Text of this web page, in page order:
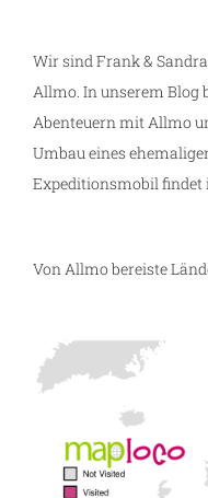
Wir sind Frank &
Allmo. In unserem Blog
Abenteuern mit Allmo
Umbau eines
Expeditionsmobil findet
Von Allmo bereiste